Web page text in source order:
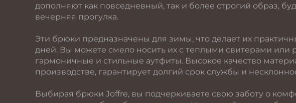
дополняют как повседневный, так и более строгий образ,
вечерняя прогулка.
Эти брюки предназначены для зимы, что делает их
дней. Вы можете смело носить их с теплыми свитерами или
гармоничные и стильные аутфиты. Высокое качество
производстве, гарантирует долгий срок службы и
Выбирая брюки Joffre, вы подчеркиваете свою заботу о